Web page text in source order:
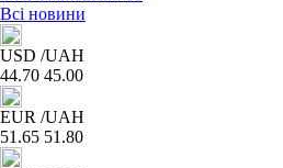
Всі новини
USD /UAH
44.70 45.00
EUR /UAH
51.65 51.80